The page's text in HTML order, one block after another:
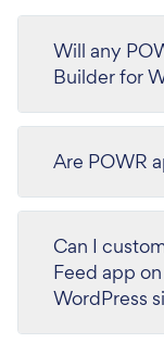
Will any
Builder for
Are POWR
Can I
Feed app
WordPress